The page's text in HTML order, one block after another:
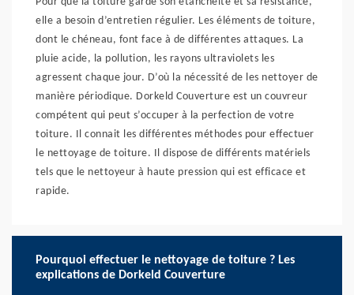
elle a besoin d’entretien régulier. Les éléments de toiture,
dont le chéneau, font face à de différentes attaques. La
pluie acide, la pollution, les rayons ultraviolets les
agressent chaque jour. D’où la nécessité de les nettoyer de
manière périodique. Dorkeld Couverture est un couvreur
compétent qui peut s’occuper à la perfection de votre
toiture. Il connait les différentes méthodes pour effectuer
le nettoyage de toiture. Il dispose de différents matériels
tels que le nettoyeur à haute pression qui est efficace et
rapide.
Pourquoi effectuer le nettoyage de toiture ? Les
explications de Dorkeld Couverture